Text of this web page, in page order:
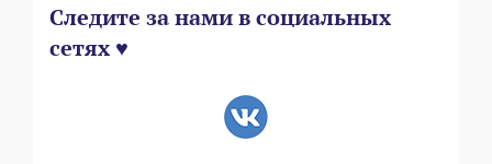
Следите за нами в социальных
сетях ♥